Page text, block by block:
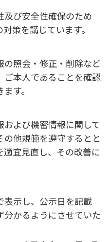
及び安全性確保のため
策を講じています。
の照会・修正・削除など
ご本人であることを確認
す。
よび機密情報に関して
他規範を遵守するとと
宜見直し、その改善に
表示し、公示日を記載
分かるようにさせていた